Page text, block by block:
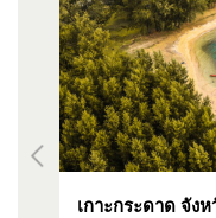
แกรนด์แคนยอนช